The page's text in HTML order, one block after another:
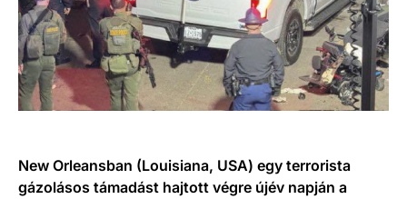
New Orleansban (Louisiana, USA) egy terrorista
gázolásos támadást hajtott végre újév napján a